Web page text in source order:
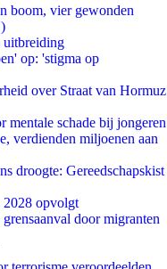
boom, vier gewonden
uitbreiding
op: 'stigma op
over Straat van Hormuz
schade bij jongeren
verdienden miljoenen aan
droogte: Gereedschapskist
2028 opvolgt
door migranten